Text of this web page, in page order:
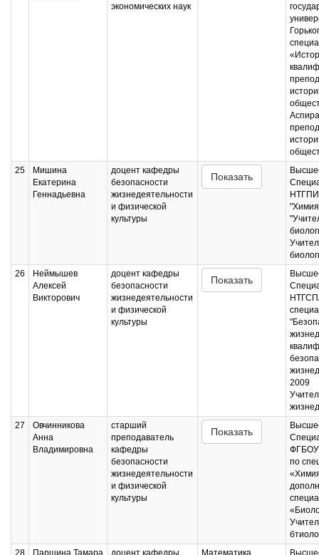
экономических наук
25
Мишина
Екатерина
Геннадьевна
доцент кафедры
безопасности
жизнедеятельности
и физической
культуры
Показать
26
Неймышев
Алексей
Викторович
доцент кафедры
безопасности
жизнедеятельности
и физической
культуры
Показать
2009
27
Овчинникова
Анна
Владимировна
старший
преподаватель
кафедры
безопасности
жизнедеятельности
и физической
культуры
Показать
по
28
Паршина Тамара доцент кафедры Математика